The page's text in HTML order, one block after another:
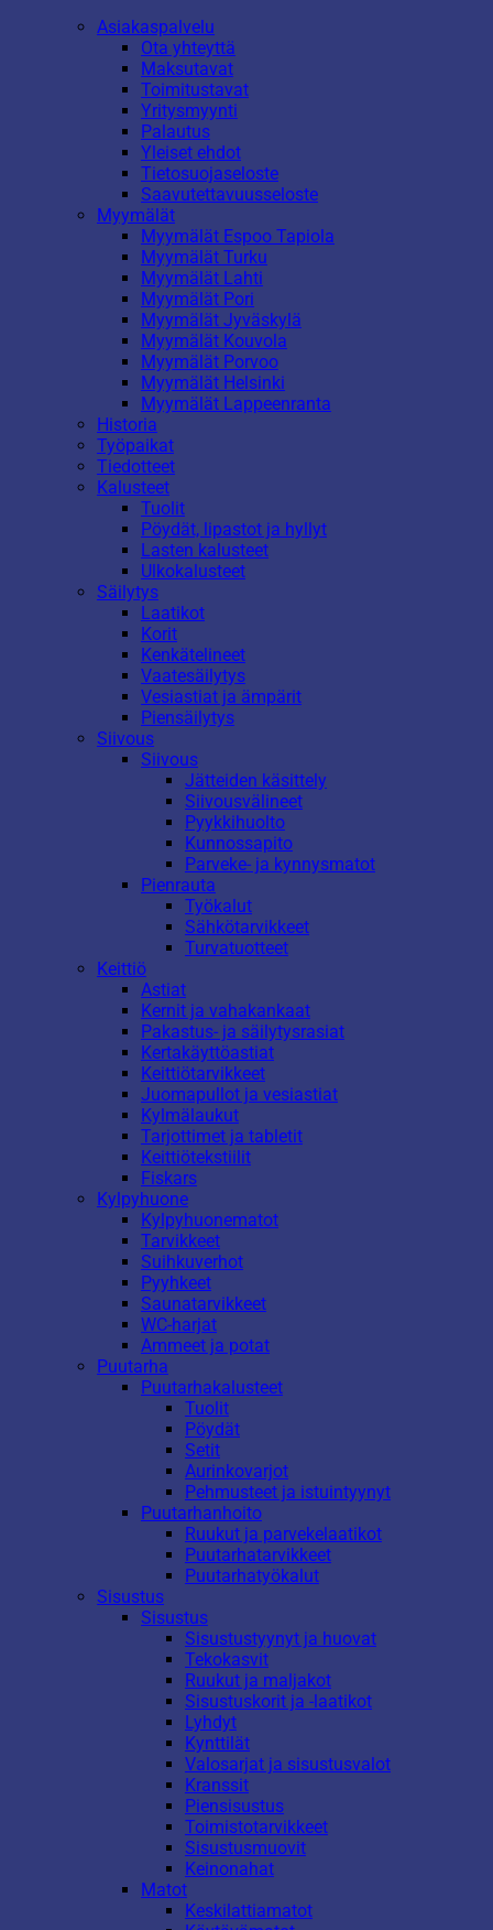
Asiakaspalvelu
Ota yhteyttä
Maksutavat
Toimitustavat
Yritysmyynti
Palautus
Yleiset ehdot
Tietosuojaseloste
Saavutettavuusseloste
Myymälät
Myymälät Espoo Tapiola
Myymälät Turku
Myymälät Lahti
Myymälät Pori
Myymälät Jyväskylä
Myymälät Kouvola
Myymälät Porvoo
Myymälät Helsinki
Myymälät Lappeenranta
Historia
Työpaikat
Tiedotteet
Kalusteet
Tuolit
Pöydät, lipastot ja hyllyt
Lasten kalusteet
Ulkokalusteet
Säilytys
Laatikot
Korit
Kenkätelineet
Vaatesäilytys
Vesiastiat ja ämpärit
Piensäilytys
Siivous
Siivous
Jätteiden käsittely
Siivousvälineet
Pyykkihuolto
Kunnossapito
Parveke- ja kynnysmatot
Pienrauta
Työkalut
Sähkötarvikkeet
Turvatuotteet
Keittiö
Astiat
Kernit ja vahakankaat
Pakastus- ja säilytysrasiat
Kertakäyttöastiat
Keittiötarvikkeet
Juomapullot ja vesiastiat
Kylmälaukut
Tarjottimet ja tabletit
Keittiötekstiilit
Fiskars
Kylpyhuone
Kylpyhuonematot
Tarvikkeet
Suihkuverhot
Pyyhkeet
Saunatarvikkeet
WC-harjat
Ammeet ja potat
Puutarha
Puutarhakalusteet
Tuolit
Pöydät
Setit
Aurinkovarjot
Pehmusteet ja istuintyynyt
Puutarhanhoito
Ruukut ja parvekelaatikot
Puutarhatarvikkeet
Puutarhatyökalut
Sisustus
Sisustus
Sisustustyynyt ja huovat
Tekokasvit
Ruukut ja maljakot
Sisustuskorit ja -laatikot
Lyhdyt
Kynttilät
Valosarjat ja sisustusvalot
Kranssit
Piensisustus
Toimistotarvikkeet
Sisustusmuovit
Keinonahat
Matot
Keskilattiamatot